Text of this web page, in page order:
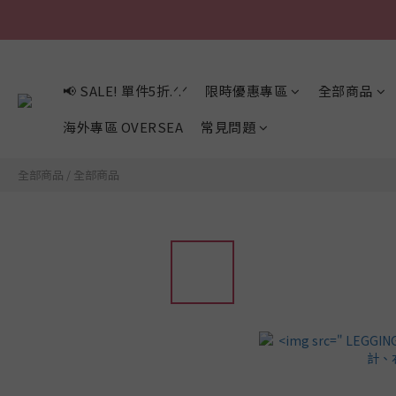
📢 SALE! 單件5折.ᐟ.ᐟ 限時優惠專區
全部商品
海外專區 OVERSEA
常見問題
全部商品 / 全部商品